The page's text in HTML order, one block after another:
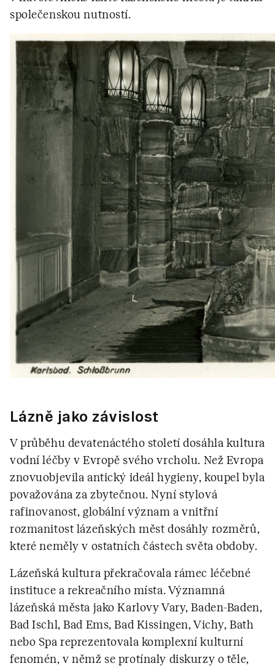
společenskou nutností.
Lázně jako závislost
V průběhu devatenáctého století dosáhla kultura
vodní léčby v Evropě svého vrcholu. Než Evropa
znovuobjevila antický ideál hygieny, koupel byla
považována za zbytečnou. Nyní stylová
rafinovanost, globální význam a vnitřní
rozmanitost lázeňských měst dosáhly rozměrů,
které neměly v ostatních částech světa obdoby.
Lázeňská kultura překračovala rámec léčebné
instituce a rekreačního místa. Významná
lázeňská města jako Karlovy Vary, Baden-Baden,
Bad Ischl, Bad Ems, Bad Kissingen, Vichy, Bath
nebo Spa reprezentovala komplexní kulturní
fenomén, v němž se protínaly diskurzy o těle,